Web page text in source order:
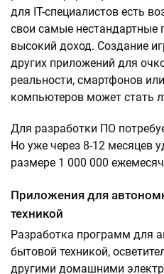
для IT-специалистов есть
свои самые нестандартные
высокий доход. Создание
других приложений для
реальности, смартфонов
компьютеров может стать
Для разработки ПО
Но уже через 8-12 месяцев
размере 1 000 000
Приложения для
техникой
Разработка программ для
бытовой техникой,
другими домашними